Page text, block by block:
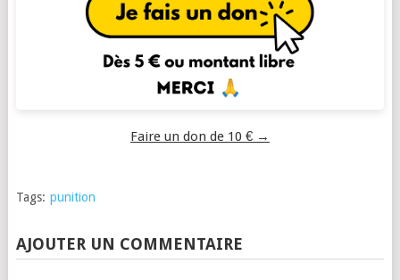
Faire un don de 10 € →
Tags: punition
AJOUTER UN COMMENTAIRE